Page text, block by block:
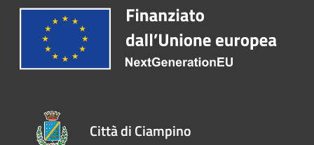
Città di Ciampino